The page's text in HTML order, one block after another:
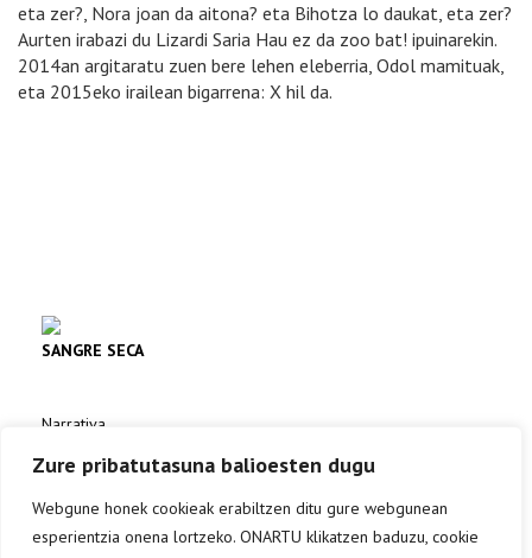
Zure pribatutasuna balioesten dugu
Webgune honek cookieak erabiltzen ditu gure webgunean
esperientzia onena lortzeko. ONARTU klikatzen baduzu, cookie
eta zer?, Nora joan da aitona? eta Bihotza lo daukat, eta zer?
Aurten irabazi du Lizardi Saria Hau ez da zoo bat! ipuinarekin.
2014an argitaratu zuen bere lehen eleberria, Odol mamituak,
eta 2015eko irailean bigarrena: X hil da.
SANGRE SECA
Narrativa
Erosi